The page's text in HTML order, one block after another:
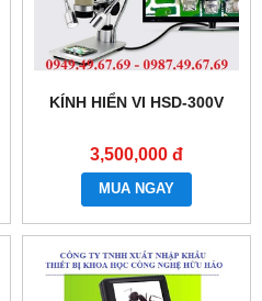
KÍNH HIỂN VI HSD-300V
3,500,000 đ
MUA NGAY